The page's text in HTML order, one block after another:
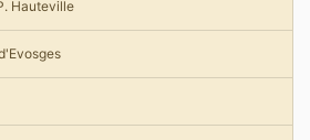
Hauteville